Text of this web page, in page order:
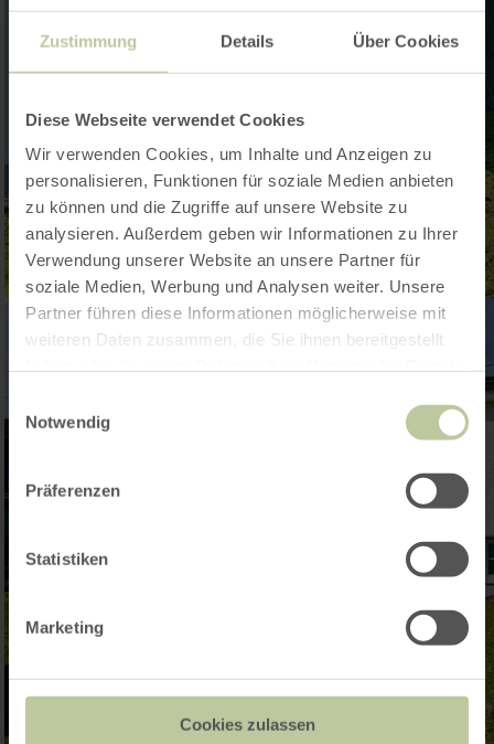
Zustimmung Details Über Cookies
Diese Webseite verwendet Cookies
Wir verwenden Cookies, um Inhalte und Anzeigen zu
personalisieren, Funktionen für soziale Medien anbieten
zu können und die Zugriffe auf unsere Website zu
analysieren. Außerdem geben wir Informationen zu Ihrer
Verwendung unserer Website an unsere Partner für
soziale Medien, Werbung und Analysen weiter. Unsere
Partner führen diese Informationen möglicherweise mit
weiteren Daten zusammen, die Sie ihnen bereitgestellt
Notwendig
Präferenzen
Statistiken
Marketing
Cookies zulassen